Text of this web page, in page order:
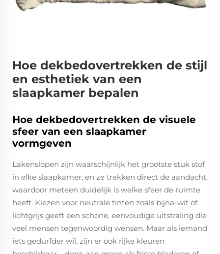
Hoe dekbedovertrekken de stijl
en esthetiek van een
slaapkamer bepalen
Hoe dekbedovertrekken de visuele
sfeer van een slaapkamer
vormgeven
Lakenslopen zijn waarschijnlijk het grootste stuk stof
in elke slaapkamer, en ze trekken direct de aandacht,
waardoor meteen duidelijk is welke sfeer de ruimte
heeft. Kiezen voor neutrale tinten zoals bijna-wit of
lichtgrijs geeft een schone, eenvoudige uitstraling die
veel mensen tegenwoordig wensen. Maar als iemand
iets gedurfder wil, zijn er ook rijke kleuren